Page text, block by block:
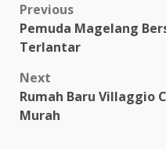
Post
navigation
Previous
Pemuda Magelang
Terlantar
Next
Rumah Baru Villaggio
Murah